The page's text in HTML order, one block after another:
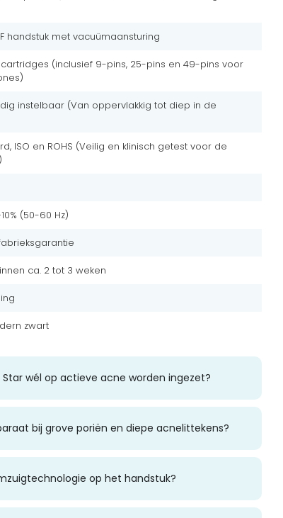
handstuk met vacuümaansturing
(inclusief 9-pins, 25-pins en 49-pins voor
instelbaar (Van oppervlakkig tot diep in de
ISO en ROHS (Veilig en klinisch getest voor de
(50-60 Hz)
ca. 2 tot 3 weken
zwart
wél op actieve acne worden ingezet?
bij grove poriën en diepe acnelittekens?
op het handstuk?